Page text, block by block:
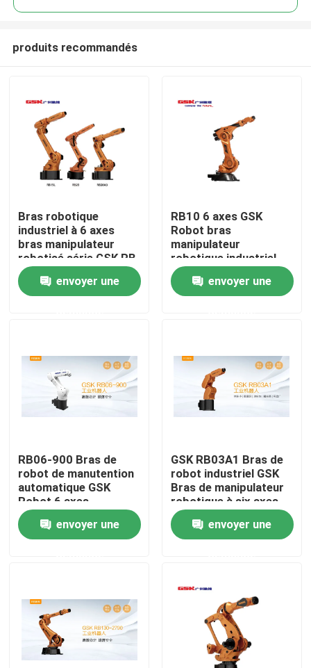
Maison
Vidéos
Au sujet de nous
Contrôle de qualité
Contactez-nous
Cas
Demandez une citation
produits recommandés
Bras robotique
industriel à 6 axes
bras manipulateur
robotisé série GSK RB
GSK RB20
envoyer une
RB10 6 axes GSK
Robot bras
manipulateur
robotique industriel
envoyer une
RB06-900 Bras de
robot de manutention
automatique GSK
Robot 6 axes
envoyer une
GSK RB03A1 Bras de
robot industriel GSK
Bras de manipulateur
robotique à six axes
envoyer une